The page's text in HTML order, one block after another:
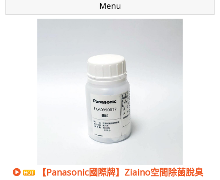
Menu
【Panasonic國際牌】Ziaino空間除菌脫臭